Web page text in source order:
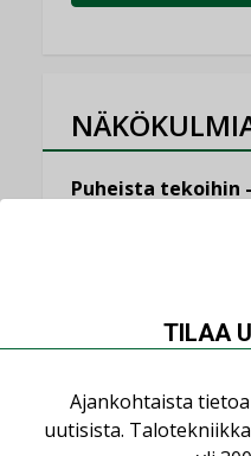
Puheista tekoihin
ilmanvaihtoa
KOLUMNI
TILAA
Ajankohtaista
uutisista.